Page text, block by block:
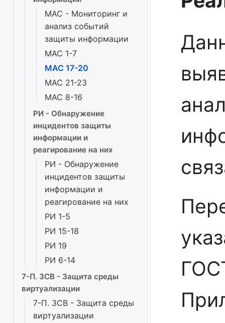
МАС - Мониторинг и
анализ событий
защиты информации
МАС 1-7
МАС 17-20
МАС 21-23
МАС 8-16
РИ - Обнаружение
инцидентов защиты
информации и
реагирование на них
РИ - Обнаружение
инцидентов защиты
информации и
реагирование на них
РИ 1-5
РИ 15-18
РИ 19
РИ 6-14
7-П. ЗСВ - Защита среды
виртуализации
7-П. ЗСВ - Защита среды
виртуализации